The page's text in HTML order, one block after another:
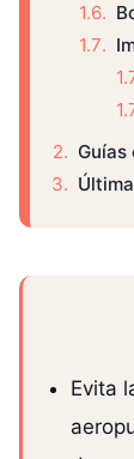
Guías
Evita